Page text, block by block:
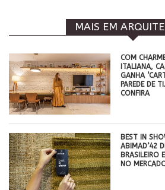
MAIS EM
COM
ITALIANA,
GANHA
PAREDE DE
CONFIRA
BEST IN
ABIMAD’42
BRASILEIRO
NO